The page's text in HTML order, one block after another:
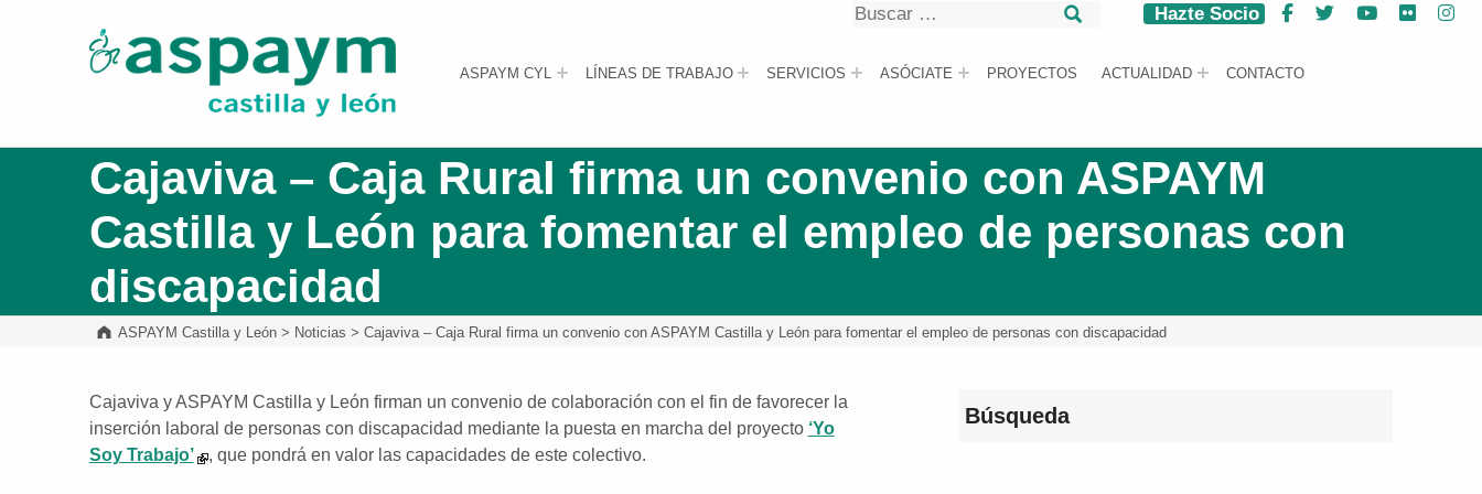
ASPAYM Castilla y León
ASPAYM CYL LÍNEAS DE TRABAJO SERVICIOS ASÓCIATE PROYECTOS ACTUALIDAD CONTACTO
Buscar
Hazte Socio Facebook
Twitter YouTube
Flickr
Cajaviva – Caja Rural firma un convenio con ASPAYM
Castilla y León para fomentar el empleo de personas con
discapacidad
ASPAYM Castilla y León > Noticias >Cajaviva – Caja Rural firma un convenio con ASPAYM Castilla y León para fomentar el empleo de personas con discapacidad
Cajaviva y ASPAYM Castilla y León firman un convenio de colaboración con el fin de favorecer la
inserción laboral de personas con discapacidad mediante la puesta en marcha del proyecto ‘Yo
Soy Trabajo’
, que pondrá en valor las capacidades de este colectivo.
Búsqueda